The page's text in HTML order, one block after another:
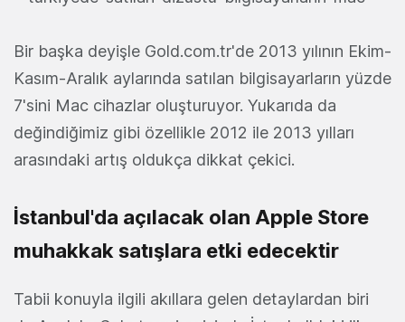
Bir başka deyişle Gold.com.tr'de 2013 yılının Ekim-
Kasım-Aralık aylarında satılan bilgisayarların yüzde
7'sini Mac cihazlar oluşturuyor. Yukarıda da
değindiğimiz gibi özellikle 2012 ile 2013 yılları
arasındaki artış oldukça dikkat çekici.
İstanbul'da açılacak olan Apple Store
muhakkak satışlara etki edecektir
Tabii konuyla ilgili akıllara gelen detaylardan biri